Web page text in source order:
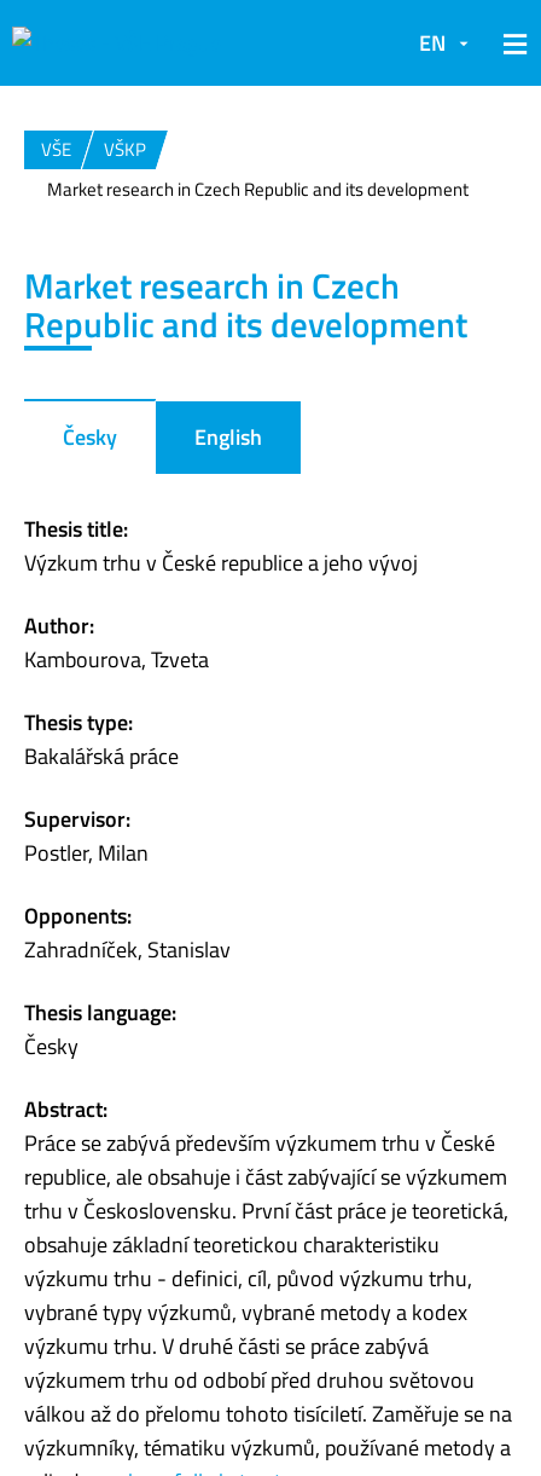
EN
VŠE
VŠKP
Market research in Czech Republic and its development
Market research in Czech
Republic and its development
Česky English
Thesis title:
Výzkum trhu v České republice a jeho vývoj
Author:
Kambourova, Tzveta
Thesis type:
Bakalářská práce
Supervisor:
Postler, Milan
Opponents:
Zahradníček, Stanislav
Thesis language:
Česky
Abstract:
Práce se zabývá především výzkumem trhu v České
republice, ale obsahuje i část zabývající se výzkumem
trhu v Československu. První část práce je teoretická,
obsahuje základní teoretickou charakteristiku
výzkumu trhu - definici, cíl, původ výzkumu trhu,
vybrané typy výzkumů, vybrané metody a kodex
výzkumu trhu. V druhé části se práce zabývá
výzkumem trhu od odbobí před druhou světovou
válkou až do přelomu tohoto tisíciletí. Zaměřuje se na
výzkumníky, tématiku výzkumů, používané metody a